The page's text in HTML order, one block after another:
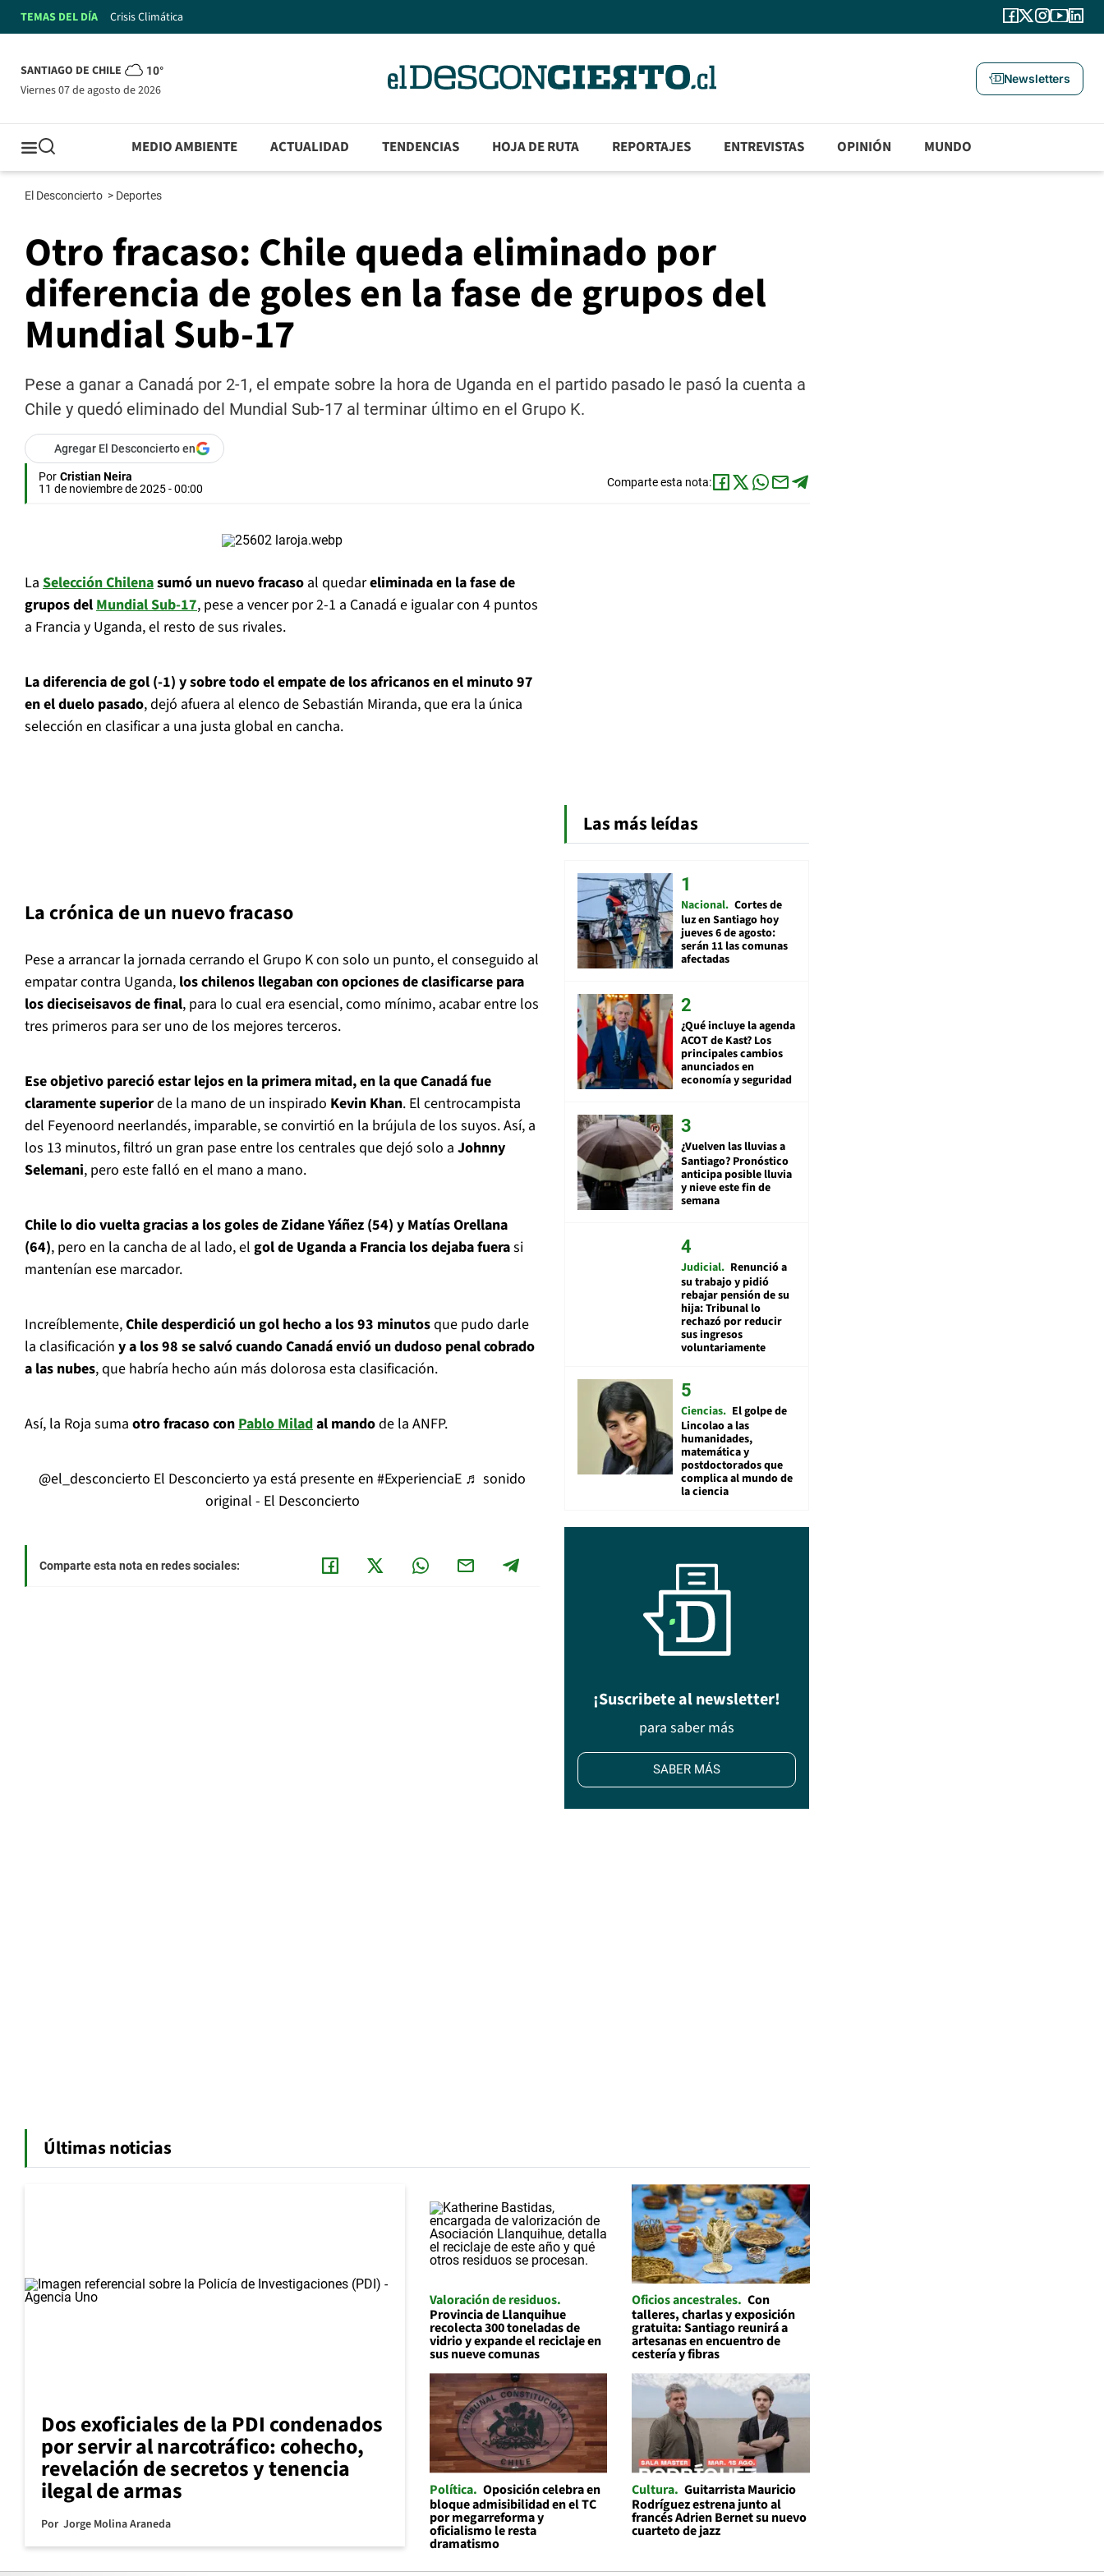
TEMAS DEL DÍA Crisis Climática
SANTIAGO DE CHILE 10°
viernes 07 de agosto de 2026
Newsletters
MEDIO AMBIENTE ACTUALIDAD TENDENCIAS HOJA DE RUTA REPORTAJES ENTREVISTAS OPINIÓN MUNDO
El Desconcierto > Deportes
Otro fracaso: Chile queda eliminado por
diferencia de goles en la fase de grupos del
Mundial Sub-17
Pese a ganar a Canadá por 2-1, el empate sobre la hora de Uganda en el partido pasado le pasó la cuenta a
Chile y quedó eliminado del Mundial Sub-17 al terminar último en el Grupo K.
Agregar El Desconcierto en
Por Cristian Neira
11 de noviembre de 2025 - 00:00
Comparte esta nota:
La Selección Chilenasumó un nuevo fracaso al quedareliminada en la fase de
grupos delMundial Sub-17, pese a vencer por 2-1 a Canadá e igualar con 4 puntos
a Francia y Uganda, el resto de sus rivales.
La diferencia de gol (-1) y sobre todo el empate de los africanos en el minuto 97
en el duelo pasado, dejó afuera al elenco de Sebastián Miranda, que era la única
selección en clasificar a una justa global en cancha.
La crónica de un nuevo fracaso
Pese a arrancar la jornada cerrando el Grupo K con solo un punto, el conseguido al
empatar contra Uganda, los chilenos llegaban con opciones de clasificarse para
los dieciseisavos de final, para lo cual era esencial, como mínimo, acabar entre los
tres primeros para ser uno de los mejores terceros.
Ese objetivo pareció estar lejos en la primera mitad, en la que Canadá fue
claramente superiorde la mano de un inspirado Kevin Khan. El centrocampista
del Feyenoord neerlandés, imparable, se convirtió en la brújula de los suyos. Así, a
los 13 minutos, filtró un gran pase entre los centrales que dejó solo a Johnny
Selemani, pero este falló en el mano a mano.
Chile lo dio vuelta gracias a los goles de Zidane Yáñez (54) y Matías Orellana
(64), pero en la cancha de al lado, el gol de Uganda a Francia los dejaba fuerasi
mantenían ese marcador.
Increíblemente,Chile desperdició un gol hecho a los 93 minutosque pudo darle
la clasificación y a los 98 se salvó cuando Canadá envió un dudoso penal cobrado
a las nubes, que habría hecho aún más dolorosa esta clasificación.
Así, la Roja suma otro fracaso conPablo Miladal mandode la ANFP.
@el_desconcierto El Desconcierto ya está presente en #ExperienciaE ♬ sonido
original - El Desconcierto
Comparte esta nota en redes sociales:
Las más leídas
Nacional Cortes de
luz en Santiago hoy
jueves 6 de agosto:
serán 11 las comunas
afectadas
¿Qué incluye la agenda
ACOT de Kast? Los
principales cambios
anunciados en
economía y seguridad
¿Vuelven las lluvias a
Santiago? Pronóstico
anticipa posible lluvia
y nieve este fin de
semana
Judicial Renunció a
su trabajo y pidió
rebajar pensión de su
hija: Tribunal lo
rechazó por reducir
sus ingresos
voluntariamente
Ciencias El golpe de
Lincolao a las
humanidades,
matemática y
postdoctorados que
complica al mundo de
la ciencia
¡Suscribete al newsletter!
para saber más
SABER MÁS
Últimas noticias
Dos exoficiales de la PDI condenados
por servir al narcotráfico: cohecho,
revelación de secretos y tenencia
ilegal de armas
Por Jorge Molina Araneda
Valoración de residuos
Provincia de Llanquihue
recolecta 300 toneladas de
vidrio y expande el reciclaje en
sus nueve comunas
Oficios ancestrales Con
talleres, charlas y exposición
gratuita: Santiago reunirá a
artesanas en encuentro de
cestería y fibras
Política Oposición celebra en
bloque admisibilidad en el TC
por megarreforma y
oficialismo le resta
dramatismo
Cultura Guitarrista Mauricio
Rodríguez estrena junto al
francés Adrien Bernet su nuevo
cuarteto de jazz